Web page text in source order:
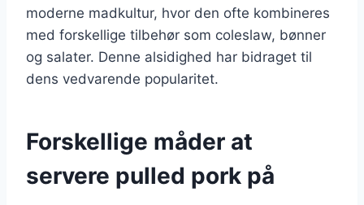
moderne madkultur, hvor den ofte kombineres
med forskellige tilbehør som coleslaw, bønner
og salater. Denne alsidighed har bidraget til
dens vedvarende popularitet.
Forskellige måder at
servere pulled pork på